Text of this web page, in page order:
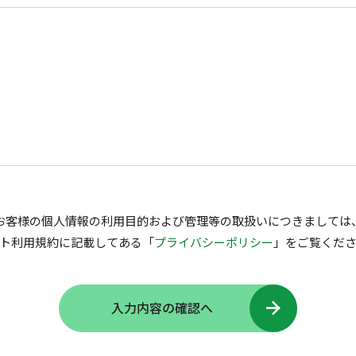
客様の個人情報の利用目的および管理等の取扱いにつきましては、
利用規約に記載してある「プライバシーポリシー 」をご覧くださ
入力内容の確認へ